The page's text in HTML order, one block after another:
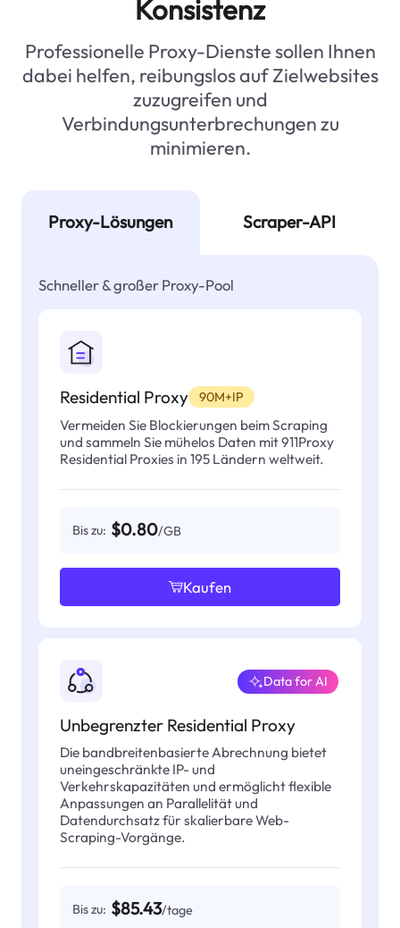
Konsistenz
Professionelle Proxy-Dienste sollen Ihnen
dabei helfen, reibungslos auf Zielwebsites
zuzugreifen und
Verbindungsunterbrechungen zu
minimieren.
Proxy-Lösungen Scraper-API
Schneller & großer Proxy-Pool
Residential Proxy 90M+IP
Vermeiden Sie Blockierungen beim Scraping
und sammeln Sie mühelos Daten mit 911Proxy
Residential Proxies in 195 Ländern weltweit.
Bis zu: $0.80/GB
Kaufen
Unbegrenzter Residential Proxy
Data for AI
Die bandbreitenbasierte Abrechnung bietet
uneingeschränkte IP- und
Verkehrskapazitäten und ermöglicht flexible
Anpassungen an Parallelität und
Datendurchsatz für skalierbare Web-
Scraping-Vorgänge.
Bis zu: $85.43/tage